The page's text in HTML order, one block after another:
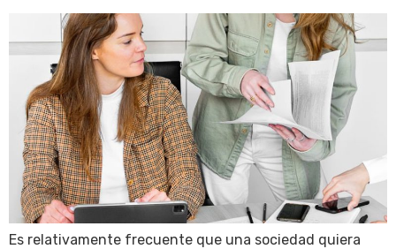
Es relativamente frecuente que una sociedad quiera